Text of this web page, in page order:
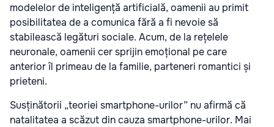
modelelor de inteligență artificială, oamenii au primit
posibilitatea de a comunica fără a fi nevoie să
stabilească legături sociale. Acum, de la rețelele
neuronale, oamenii cer sprijin emoțional pe care
anterior îl primeau de la familie, parteneri romantici și
prieteni.
Susținătorii „teoriei smartphone-urilor” nu afirmă că
natalitatea a scăzut din cauza smartphone-urilor. Mai